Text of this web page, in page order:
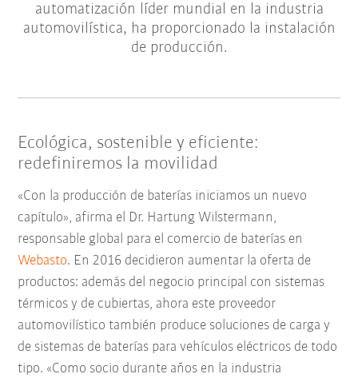
automatización líder mundial en la industria
automovilística, ha proporcionado la instalación
de producción.
Ecológica, sostenible y eficiente:
redefiniremos la movilidad
«Con la producción de baterías iniciamos un nuevo
capítulo», afirma el Dr. Hartung Wilstermann,
responsable global para el comercio de baterías en
Webasto. En 2016 decidieron aumentar la oferta de
productos: además del negocio principal con sistemas
térmicos y de cubiertas, ahora este proveedor
automovilístico también produce soluciones de carga y
de sistemas de baterías para vehículos eléctricos de todo
tipo. «Como socio durante años en la industria